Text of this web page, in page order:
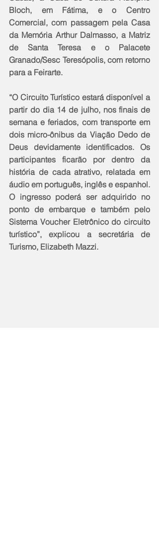
Bloch, em Fátima, e o Centro
Comercial, com passagem pela Casa
da Memória Arthur Dalmasso, a Matriz
de Santa Teresa e o Palacete
Granado/Sesc Teresópolis, com retorno
para a Feirarte.
“O Circuito Turístico estará disponível a
partir do dia 14 de julho, nos finais de
semana e feriados, com transporte em
dois micro-ônibus da Viação Dedo de
Deus devidamente identificados. Os
participantes ficarão por dentro da
história de cada atrativo, relatada em
áudio em português, inglês e espanhol.
O ingresso poderá ser adquirido no
ponto de embarque e também pelo
Sistema Voucher Eletrônico do circuito
turístico”, explicou a secretária de
Turismo, Elizabeth Mazzi.